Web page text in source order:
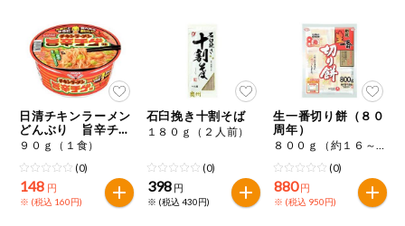
日清チキンラーメン
どんぶり 旨辛チゲ
味
９０ｇ（１食）
(0)
148 円
※ (税込 160円)
石臼挽き十割そば
１８０ｇ（２人前）
(0)
398 円
※ (税込 430円)
生一番切り餅（８０
周年）
８００ｇ（約１６～１８個）
(0)
880円
※ (税込 950円)